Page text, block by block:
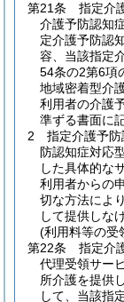
第21条
指定介
介護予防認知
定介護予防認
容、当該指定
54条の2第6項
地域密着型介
利用者の介護
準ずる書面に
2
指定介護予
防認知症対応
した具体的な
利用者からの
切な方法によ
して提供しな
(利用料等の受
第22条
指定介
代理受領サー
所介護を提供
して、当該指